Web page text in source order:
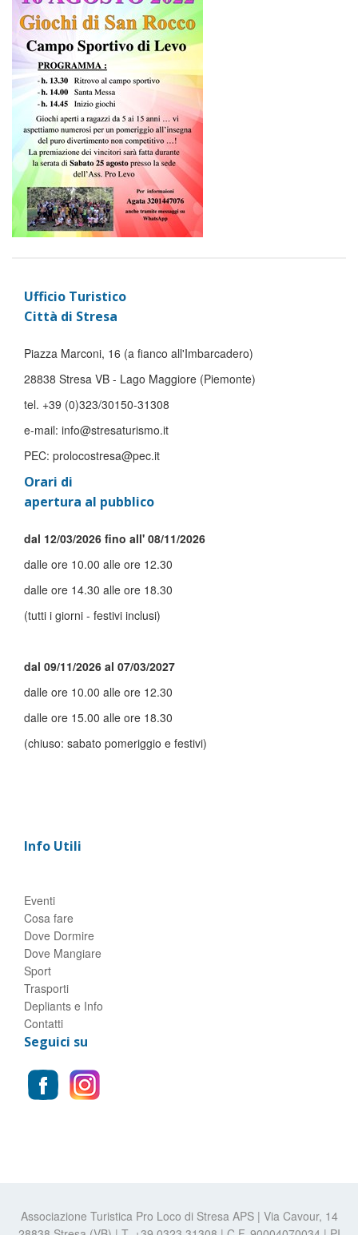
Ufficio Turistico
Città di Stresa
Piazza Marconi, 16 (a fianco all'Imbarcadero)
28838 Stresa VB - Lago Maggiore (Piemonte)
tel. +39 (0)323/30150-31308
e-mail: info@stresaturismo.it
PEC: prolocostresa@pec.it
Orari di
apertura al pubblico
dal 12/03/2026 fino all' 08/11/2026
dalle ore 10.00 alle ore 12.30
dalle ore 14.30 alle ore 18.30
(tutti i giorni - festivi inclusi)
dal 09/11/2026 al 07/03/2027
dalle ore 10.00 alle ore 12.30
dalle ore 15.00 alle ore 18.30
(chiuso: sabato pomeriggio e festivi)
Info Utili
Eventi
Cosa fare
Dove Dormire
Dove Mangiare
Sport
Trasporti
Depliants e Info
Contatti
Seguici su
Associazione Turistica Pro Loco di Stresa APS | Via Cavour, 14